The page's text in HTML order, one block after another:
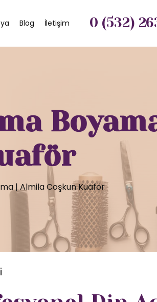
0 (532)
Blog İletişim
| Almila Coşkun Kuaför